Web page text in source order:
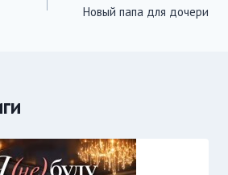
Новый папа для дочери